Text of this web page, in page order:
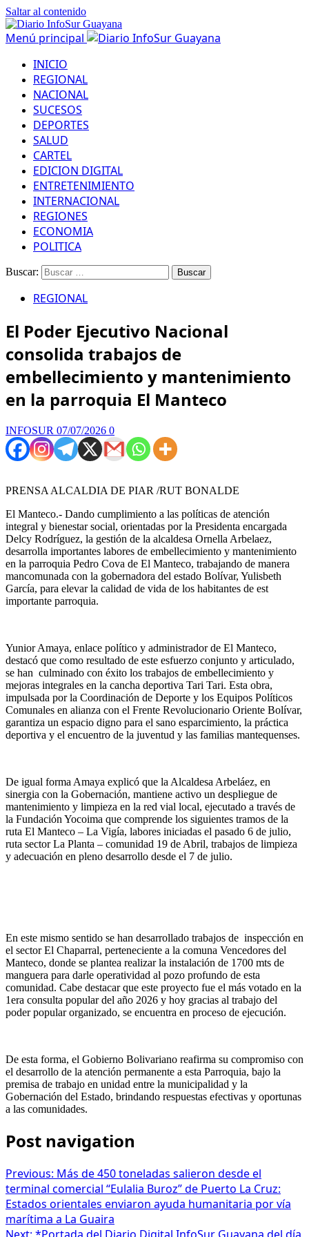
Saltar al contenido
Menú principal
INICIO
REGIONAL
NACIONAL
SUCESOS
DEPORTES
SALUD
CARTEL
EDICION DIGITAL
ENTRETENIMIENTO
INTERNACIONAL
REGIONES
ECONOMIA
POLITICA
Buscar:
REGIONAL
El Poder Ejecutivo Nacional
consolida trabajos de
embellecimiento y mantenimiento
en la parroquia El Manteco
INFOSUR 07/07/2026 0
PRENSA ALCALDIA DE PIAR /RUT BONALDE
‎​El Manteco.- Dando cumplimiento a las políticas de atención
integral y bienestar social, orientadas por la Presidenta encargada
Delcy Rodríguez, la gestión de la alcaldesa Ornella Arbelaez,
desarrolla importantes labores de embellecimiento y mantenimiento
en la parroquia Pedro Cova de El Manteco, trabajando de manera
mancomunada con la gobernadora del estado Bolívar, Yulisbeth
García, para elevar la calidad de vida de los habitantes de est
importante parroquia.
‎​Yunior Amaya, enlace político y administrador de El Manteco,
destacó que como resultado de este esfuerzo conjunto y articulado,
se han culminado con éxito los trabajos de embellecimiento y
mejoras integrales en la cancha deportiva Tari Tari. Esta obra,
impulsada por la Coordinación de Deporte y los Equipos Políticos
Comunales en alianza con el Frente Revolucionario Oriente Bolívar,
garantiza un espacio digno para el sano esparcimiento, la práctica
deportiva y el encuentro de la juventud y las familias mantequenses.
‎De igual forma Amaya explicó que la Alcaldesa Arbeláez, en
sinergia con la Gobernación, mantiene activo un despliegue de
mantenimiento y limpieza en la red vial local, ejecutado a través de
la Fundación Yocoima que comprende los siguientes tramos de la ‎​
ruta El Manteco – La Vigía, labores iniciadas el pasado 6 de julio, ‎​
ruta sector La Planta – comunidad 19 de Abril, trabajos de limpieza
y adecuación en pleno desarrollo desde el 7 de julio.
‎En este mismo sentido se han desarrollado trabajos de inspección en
el sector ‎El Chaparral, perteneciente a la comuna Vencedores del
Manteco, donde se plantea realizar la instalación de 1700 mts de
manguera para darle operatividad al pozo profundo de esta
comunidad. Cabe destacar que este proyecto fue el más votado en la
1era consulta popular del año 2026 y hoy gracias al trabajo del
poder popular organizado, se encuentra en proceso de ejecución.
‎​De esta forma, el Gobierno Bolivariano reafirma su compromiso con
el desarrollo de la atención permanente a esta Parroquia, bajo la
premisa de trabajo en unidad entre la municipalidad y la
Gobernación del Estado, brindando respuestas efectivas y oportunas
a las comunidades.
Post navigation
Previous: Más de 450 toneladas salieron desde el
terminal comercial “Eulalia Buroz” de Puerto La Cruz:
Estados orientales enviaron ayuda humanitaria por vía
marítima a La Guaira